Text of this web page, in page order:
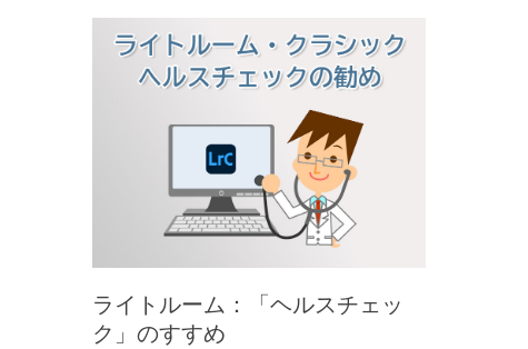
ライトルーム：「ヘルスチェッ
ク」のすすめ